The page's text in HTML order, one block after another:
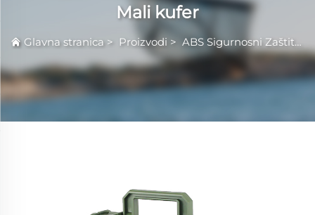
Mali kufer
Glavna stranica > Proizvodi > ABS Sigurnosni Zaštitni Kufer